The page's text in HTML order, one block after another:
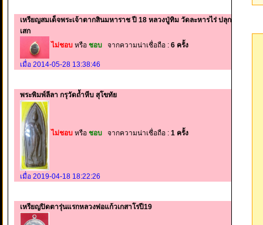
เหรียญสมเด็จพระเจ้าตากสินมหาราช ปี 18 หลวงปู่ทิม วัดละหารไร่ ปลุก
เสก
ไม่ชอบ หรือ ชอบ จากความน่าเชื่อถือ : 6 ครั้ง
เมื่อ 2014-05-28 13:38:46
พระพิมพ์ลีลา กรุวัดถ้ำหีบ สุโขทัย
ไม่ชอบ หรือ ชอบ จากความน่าเชื่อถือ : 1 ครั้ง
เมื่อ 2019-04-18 18:22:26
เหรียญปิดตารุ่นแรกหลวงพ่อแก้วเกสาโรปี19